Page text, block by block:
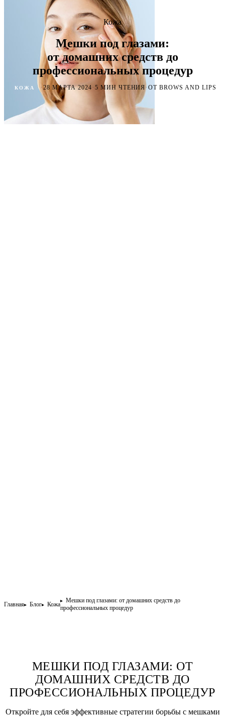
Кожа
Мешки под глазами:
от домашних средств до
профессиональных процедур
КОЖА ·28 МАРТА 2024 · 5 МИН ЧТЕНИЯ·ОТ BROWS AND LIPS
Главная Блог Кожа
Мешки под глазами: от домашних средств до
профессиональных процедур
МЕШКИ ПОД ГЛАЗАМИ: ОТ
ДОМАШНИХ СРЕДСТВ ДО
ПРОФЕССИОНАЛЬНЫХ ПРОЦЕДУР
Откройте для себя эффективные стратегии борьбы с мешками